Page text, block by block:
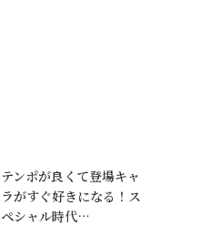
テンポが良くて登場キャ
ラがすぐ好きになる！ス
ペシャル時代…